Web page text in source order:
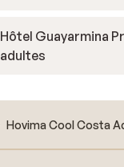
Hôtel Guayarmina
adultes
Hovima Cool Costa